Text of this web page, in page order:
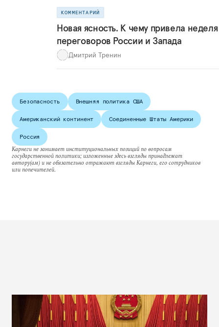
КОММЕНТАРИЙ
Новая ясность. К чему привела неделя
переговоров России и Запада
Дмитрий Тренин
Безопасность Внешняя политика США
Американский континент Соединенные Штаты Америки
Россия
Карнеги не занимает институциональных позиций по вопросам
государственной политики; изложенные здесь взгляды принадлежат
автору(ам) и не обязательно отражают взгляды Карнеги, его сотрудников
или попечителей.